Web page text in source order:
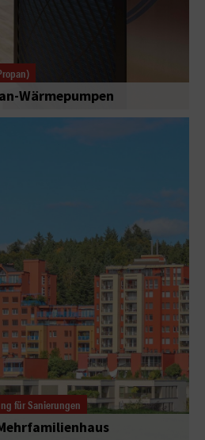
Wärmepumpen
für Sanierungen